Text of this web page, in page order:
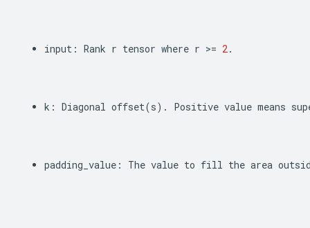
input : Rank r tensor where r >= 2.
k : Diagonal offset(s) . Positive value means
padding_value : The value to fill the area